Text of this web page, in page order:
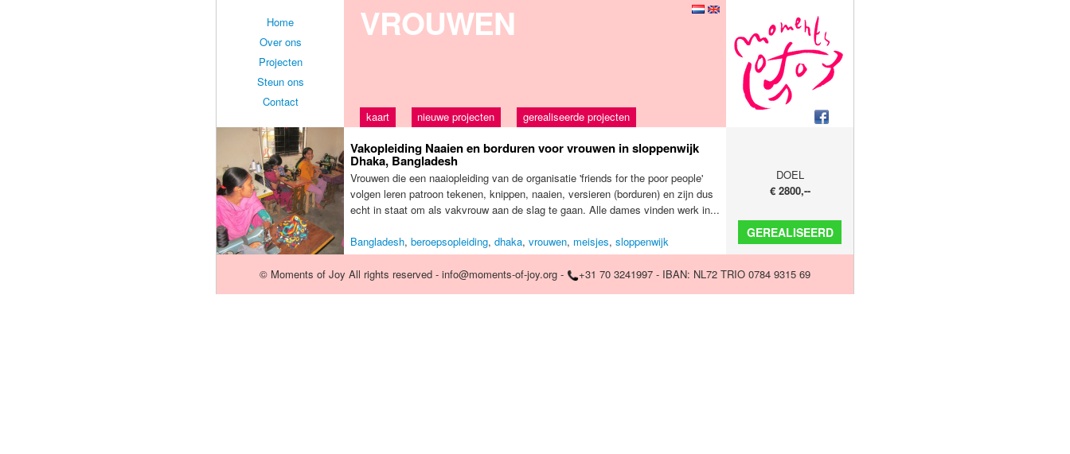
Home
Over ons
Projecten
Steun ons
Contact
VROUWEN
kaart nieuwe projecten gerealiseerde projecten
Vakopleiding Naaien en borduren voor vrouwen in sloppenwijk
Dhaka, Bangladesh
Vrouwen die een naaiopleiding van de organisatie 'friends for the poor people'
volgen leren patroon tekenen, knippen, naaien, versieren (borduren) en zijn dus
echt in staat om als vakvrouw aan de slag te gaan. Alle dames vinden werk in...
Bangladesh, beroepsopleiding, dhaka, vrouwen, meisjes, sloppenwijk
DOEL
€ 2800,--
GEREALISEERD
© Moments of Joy All rights reserved - info@moments-of-joy.org - +31 70 3241997 - IBAN: NL72 TRIO 0784 9315 69